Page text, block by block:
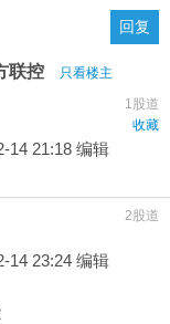
回复
联控
只看楼主
1股道
收藏
14 21:18 编辑
2股道
14 23:24 编辑